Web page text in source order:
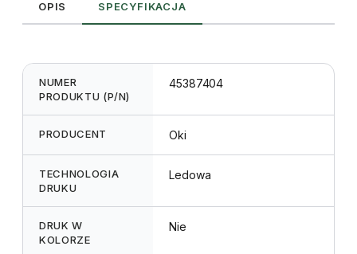
OPIS SPECYFIKACJA
NUMER
PRODUKTU (P/N)
45387404
PRODUCENT Oki
TECHNOLOGIA
DRUKU
Ledowa
DRUK W
KOLORZE
Nie